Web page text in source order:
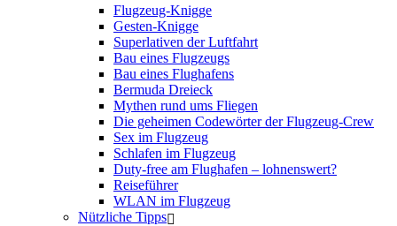
Flugzeug-Knigge
Gesten-Knigge
Superlativen der Luftfahrt
Bau eines Flugzeugs
Bau eines Flughafens
Bermuda Dreieck
Mythen rund ums Fliegen
Die geheimen Codewörter der Flugzeug-Crew
Sex im Flugzeug
Schlafen im Flugzeug
Duty-free am Flughafen – lohnenswert?
Reiseführer
WLAN im Flugzeug
Nützliche Tipps